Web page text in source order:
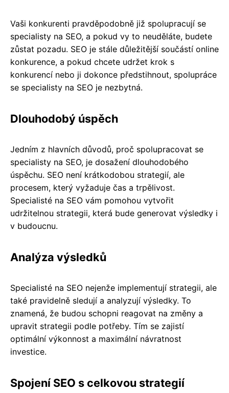
Vaši konkurenti pravděpodobně již spolupracují se
specialisty na SEO, a pokud vy to neuděláte, budete
zůstat pozadu. SEO je stále důležitější součástí online
konkurence, a pokud chcete udržet krok s
konkurencí nebo ji dokonce předstihnout, spolupráce
se specialisty na SEO je nezbytná.
Dlouhodobý úspěch
Jedním z hlavních důvodů, proč spolupracovat se
specialisty na SEO, je dosažení dlouhodobého
úspěchu. SEO není krátkodobou strategií, ale
procesem, který vyžaduje čas a trpělivost.
Specialisté na SEO vám pomohou vytvořit
udržitelnou strategii, která bude generovat výsledky i
v budoucnu.
Analýza výsledků
Specialisté na SEO nejenže implementují strategii, ale
také pravidelně sledují a analyzují výsledky. To
znamená, že budou schopni reagovat na změny a
upravit strategii podle potřeby. Tím se zajistí
optimální výkonnost a maximální návratnost
investice.
Spojení SEO s celkovou strategií